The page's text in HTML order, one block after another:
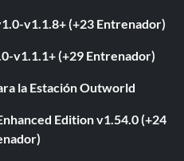
v1.1.8+ (+23 Entrenador)
v1.1.1+ (+29 Entrenador)
la Estación Outworld
Edition v1.54.0 (+24